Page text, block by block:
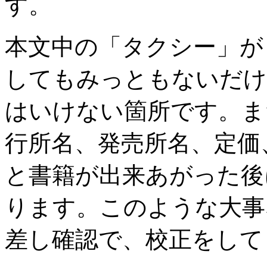
本文中の「タクシー」
してもみっともないだ
はいけない箇所です。
行所名、発売所名、定
と書籍が出来あがった
ります。このような大
差し確認で、校正をし